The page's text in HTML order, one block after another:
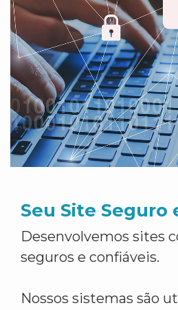
Seu Site Seguro
Desenvolvemos sites
seguros e confiáveis.
Nossos sistemas são